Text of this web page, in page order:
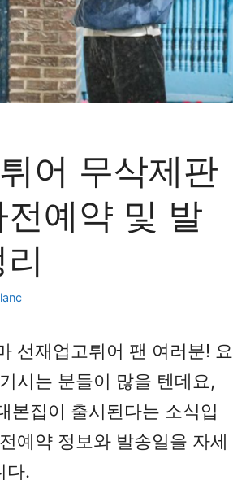
어 무삭제판
예약 및 발
선재업고튀어 팬 여러분! 요
시는 분들이 많을 텐데요,
본집이 출시된다는 소식입
예약 정보와 발송일을 자세
다.